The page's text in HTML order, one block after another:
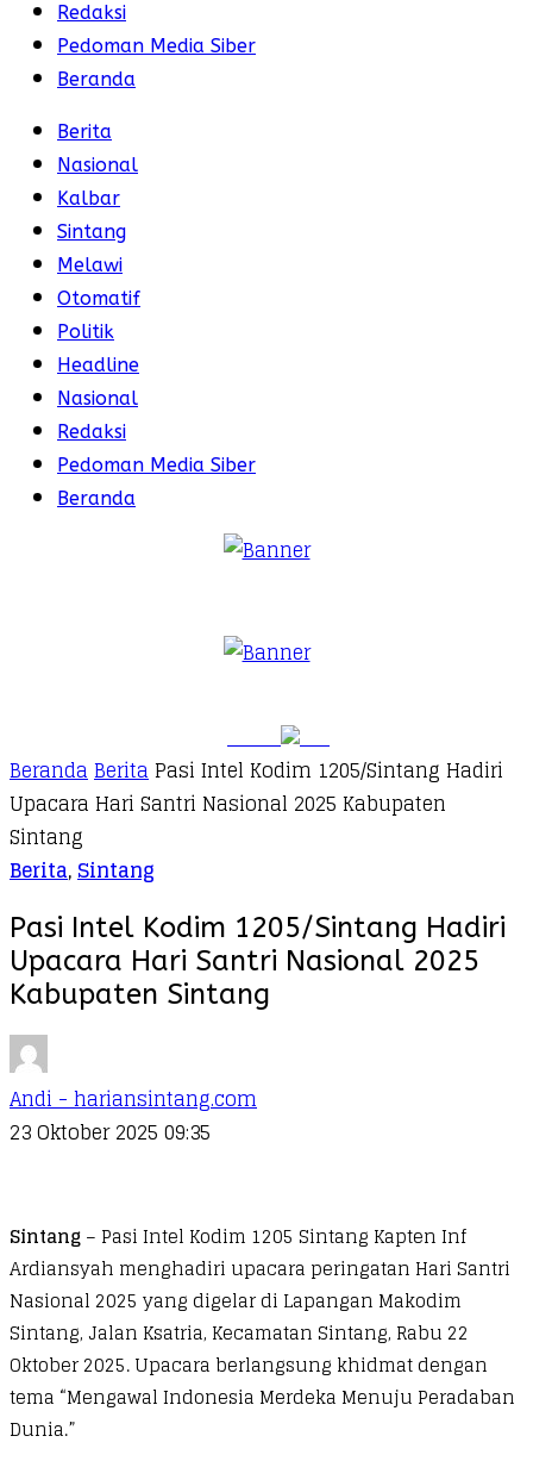
Redaksi
Pedoman Media Siber
Beranda
Berita
Nasional
Kalbar
Sintang
Melawi
Otomatif
Politik
Headline
Nasional
Redaksi
Pedoman Media Siber
Beranda
BerandaBeritaPasi Intel Kodim 1205/Sintang Hadiri
Upacara Hari Santri Nasional 2025 Kabupaten
Sintang
Berita,Sintang
Pasi Intel Kodim 1205/Sintang Hadiri
Upacara Hari Santri Nasional 2025
Kabupaten Sintang
Andi - hariansintang.com
23 Oktober 2025 09:35
Sintang– Pasi Intel Kodim 1205 Sintang Kapten Inf
Ardiansyah menghadiri upacara peringatan Hari Santri
Nasional 2025 yang digelar di Lapangan Makodim
Sintang, Jalan Ksatria, Kecamatan Sintang, Rabu 22
Oktober 2025. Upacara berlangsung khidmat dengan
tema “Mengawal Indonesia Merdeka Menuju Peradaban
Dunia.”